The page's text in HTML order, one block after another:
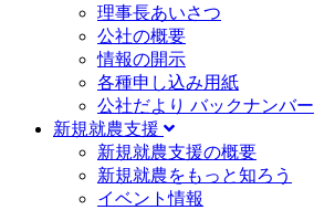
理事長あいさつ
公社の概要
情報の開示
各種申し込み用紙
公社だより バックナンバー
新規就農支援
新規就農支援の概要
新規就農をもっと知ろう
イベント情報